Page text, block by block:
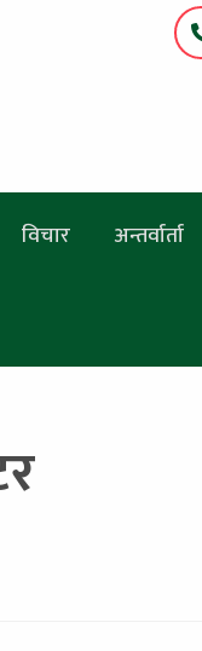
विचार अन्तर्वार्ता